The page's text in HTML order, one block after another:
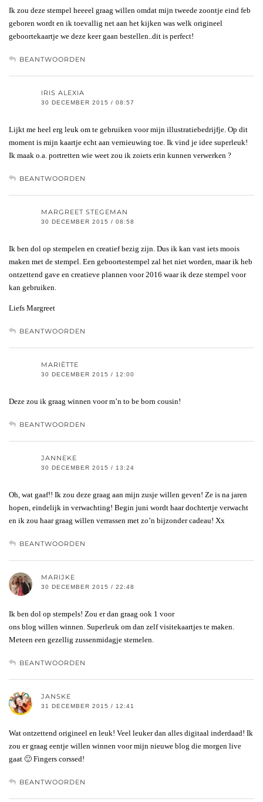
Ik zou deze stempel heeeel graag willen omdat mijn tweede zoontje eind feb
geboren wordt en ik toevallig net aan het kijken was welk origineel
geboortekaartje we deze keer gaan bestellen..dit is perfect!
BEANTWOORDEN
IRIS ALEXIA
30 DECEMBER 2015 / 08:57
Lijkt me heel erg leuk om te gebruiken voor mijn illustratiebedrijfje. Op dit
moment is mijn kaartje echt aan vernieuwing toe. Ik vind je idee superleuk!
Ik maak o.a. portretten wie weet zou ik zoiets erin kunnen verwerken ?
BEANTWOORDEN
MARGREET STEGEMAN
30 DECEMBER 2015 / 08:58
Ik ben dol op stempelen en creatief bezig zijn. Dus ik kan vast iets moois
maken met de stempel. Een geboortestempel zal het niet worden, maar ik heb
ontzettend gave en creatieve plannen voor 2016 waar ik deze stempel voor
kan gebruiken.
Liefs Margreet
BEANTWOORDEN
MARIËTTE
30 DECEMBER 2015 / 12:00
Deze zou ik graag winnen voor m’n to be born cousin!
BEANTWOORDEN
JANNEKE
30 DECEMBER 2015 / 13:24
Oh, wat gaaf!! Ik zou deze graag aan mijn zusje willen geven! Ze is na jaren
hopen, eindelijk in verwachting! Begin juni wordt haar dochtertje verwacht
en ik zou haar graag willen verrassen met zo’n bijzonder cadeau! Xx
BEANTWOORDEN
MARIJKE
30 DECEMBER 2015 / 22:48
Ik ben dol op stempels! Zou er dan graag ook 1 voor
ons blog willen winnen. Superleuk om dan zelf visitekaartjes te maken.
Meteen een gezellig zussenmidagje stemelen.
BEANTWOORDEN
JANSKE
31 DECEMBER 2015 / 12:41
Wat ontzettend origineel en leuk! Veel leuker dan alles digitaal inderdaad! Ik
zou er graag eentje willen winnen voor mijn nieuwe blog die morgen live
gaat 🙂 Fingers corssed!
BEANTWOORDEN